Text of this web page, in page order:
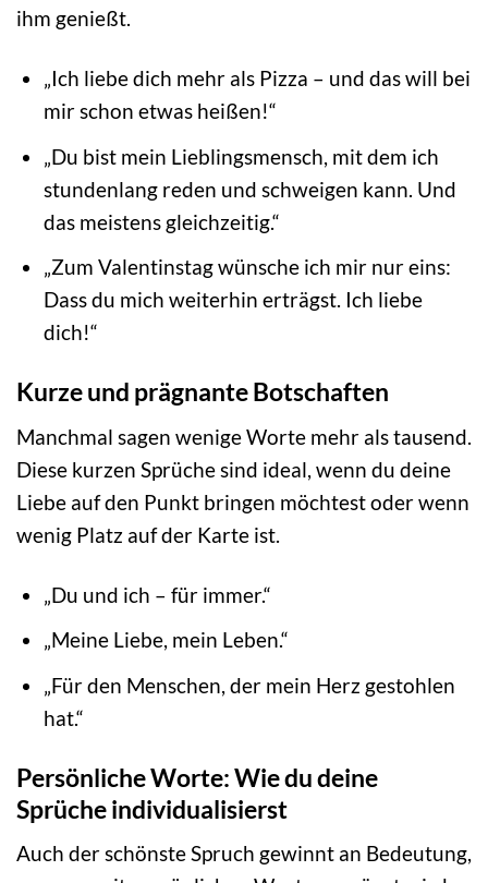
ihm genießt.
„Ich liebe dich mehr als Pizza – und das will bei
mir schon etwas heißen!“
„Du bist mein Lieblingsmensch, mit dem ich
stundenlang reden und schweigen kann. Und
das meistens gleichzeitig.“
„Zum Valentinstag wünsche ich mir nur eins:
Dass du mich weiterhin erträgst. Ich liebe
dich!“
Kurze und prägnante Botschaften
Manchmal sagen wenige Worte mehr als tausend.
Diese kurzen Sprüche sind ideal, wenn du deine
Liebe auf den Punkt bringen möchtest oder wenn
wenig Platz auf der Karte ist.
„Du und ich – für immer.“
„Meine Liebe, mein Leben.“
„Für den Menschen, der mein Herz gestohlen
hat.“
Persönliche Worte: Wie du deine
Sprüche individualisierst
Auch der schönste Spruch gewinnt an Bedeutung,